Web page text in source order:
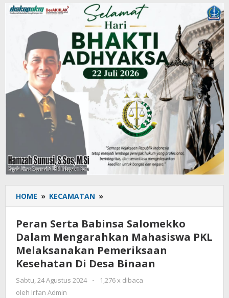
HOME » KECAMATAN »
Serta
Salomekko
Dalam
Mengarahkan
Mahasiswa
Melaksanakan
Peran Serta Babinsa Salomekko
Dalam Mengarahkan Mahasiswa PKL
Melaksanakan Pemeriksaan
Kesehatan Di Desa Binaan
Sabtu, 24 Agustus 2024
oleh
-
1,276 x dibaca
oleh Irfan Admin